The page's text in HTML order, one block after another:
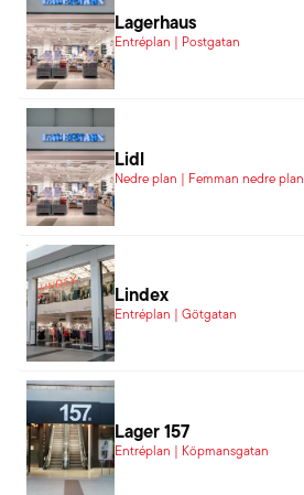
Lagerhaus
Entréplan | Postgatan
Lidl
Nedre plan | Femman nedre plan
Lindex
Entréplan | Götgatan
Lager 157
Entréplan | Köpmansgatan